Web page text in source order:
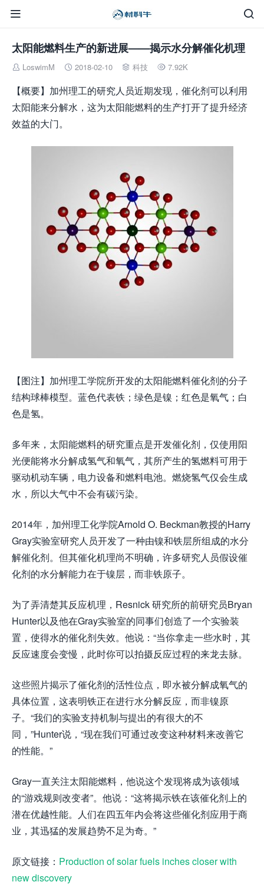


太阳能燃料生产的新进展——揭示水分解催化机理
 LoswimM  2018-02-10  科技  7.92K
【概要】加州理工的研究人员近期发现，催化剂可以利用
太阳能来分解水，这为太阳能燃料的生产打开了提升经济
效益的大门。
【图注】加州理工学院所开发的太阳能燃料催化剂的分子
结构球棒模型。蓝色代表铁；绿色是镍；红色是氧气；白
色是氢。
多年来，太阳能燃料的研究重点是开发催化剂，仅使用阳
光便能将水分解成氢气和氧气，其所产生的氢燃料可用于
驱动机动车辆，电力设备和燃料电池。燃烧氢气仅会生成
水，所以大气中不会有碳污染。
2014年，加州理工化学院Arnold O. Beckman教授的Harry
Gray实验室研究人员开发了一种由镍和铁层所组成的水分
解催化剂。但其催化机理尚不明确，许多研究人员假设催
化剂的水分解能力在于镍层，而非铁原子。
为了弄清楚其反应机理，Resnick 研究所的前研究员Bryan
Hunter以及他在Gray实验室的同事们创造了一个实验装
置，使得水的催化剂失效。他说：“当你拿走一些水时，其
反应速度会变慢，此时你可以拍摄反应过程的来龙去脉。
这些照片揭示了催化剂的活性位点，即水被分解成氧气的
具体位置，这表明铁正在进行水分解反应，而非镍原
子。“我们的实验支持机制与提出的有很大的不
同，”Hunter说，“现在我们可通过改变这种材料来改善它
的性能。”
Gray一直关注太阳能燃料，他说这个发现将成为该领域
的“游戏规则改变者”。他说：“这将揭示铁在该催化剂上的
潜在优越性能。人们在四五年内会将这些催化剂应用于商
业，其迅猛的发展趋势不足为奇。”
原文链接： Production of solar fuels inches closer with
new discovery